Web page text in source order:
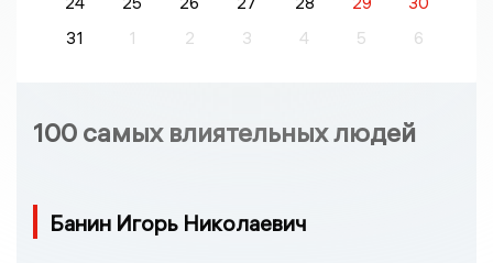
31
1 2 3 4 5 6
100 самых влиятельных людей
Банин Игорь Николаевич